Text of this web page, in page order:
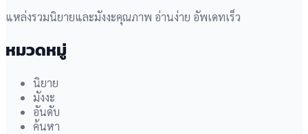
แหล่งรวมนิยายและมังงะคุณภาพ อ่านง่าย อัพเดทเร็ว
หมวดหมู่
นิยาย
มังงะ
อันดับ
ค้นหา